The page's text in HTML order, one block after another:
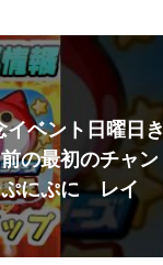
ベント日曜日き
の最初のチャン
にぷに レイ